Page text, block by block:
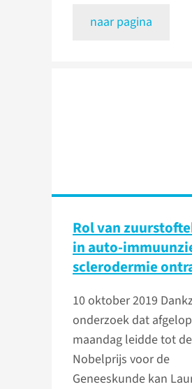
naar pagina
Rol van
in auto-
sclerodermie
10 oktober 2019
onderzoek dat
maandag leidde tot de
Nobelprijs voor de
Geneeskunde kan